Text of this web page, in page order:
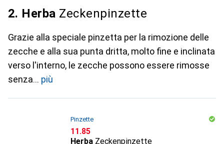
2. Herba Zeckenpinzette
Grazie alla speciale pinzetta per la rimozione delle
zecche e alla sua punta dritta, molto fine e inclinata
verso l'interno, le zecche possono essere rimosse
senza
più
Pinzette
CHF
11.85
Herba Zeckenpinzette